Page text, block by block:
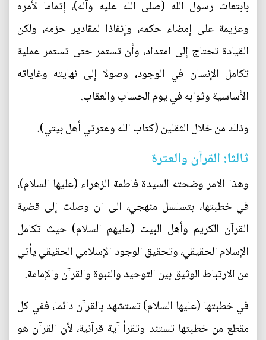
بابتعاث رسول الله (صلى الله عليه وآله)، إتماما لأمره
وعزيمة على إمضاء حكمه، وإنفاذا لمقادير حزمه، ولكن
القيادة تحتاج إلى امتداد، وأن تستمر حتى تستمر عملية
تكامل الإنسان في الوجود، وصولا إلى نهايته وغاياته
الأساسية وثوابه في يوم الحساب والعقاب.
وذلك من خلال الثقلين (كتاب الله وعترتي أهل بيتي).
ثالثا: القرآن والعترة
وهذا الامر وضحته السيدة فاطمة الزهراء (عليها السلام)،
في خطبتها، بتسلسل منهجي، الى ان وصلت إلى قضية
القرآن الكريم وأهل البيت (عليهم السلام) حيث تكامل
الإسلام الحقيقي، وتحقيق الوجود الإسلامي الحقيقي يأتي
من الارتباط الوثيق بين التوحيد والنبوة والقرآن والإمامة.
في خطبتها (عليها السلام) تستشهد بالقرآن دائما، ففي كل
مقطع من خطبتها تستند وتقرأ آية قرآنية، لأن القرآن هو